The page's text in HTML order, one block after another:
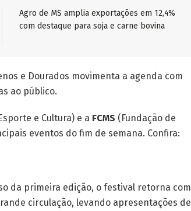
Agro de MS amplia exportações em 12,4%
com destaque para soja e carne bovina
e Dourados movimenta a agenda com
ao público.
e Cultura) e a FCMS (Fundação de
eventos do fim de semana. Confira:
da primeira edição, o festival retorna com
circulação, levando apresentações de